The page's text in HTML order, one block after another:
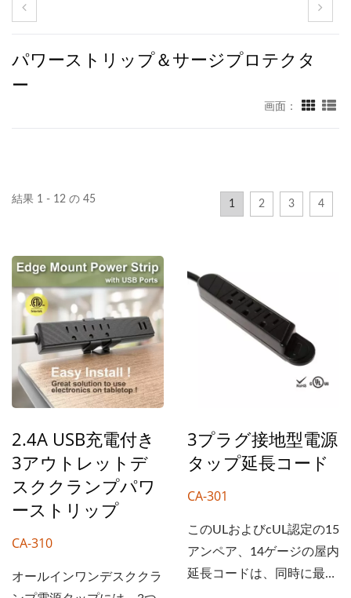
パワーストリップ＆サージプロテクタ
ー
画面：
結果 1 - 12 の 45 1 2 3 4
2.4A USB充電付き
3アウトレットデ
スククランプパワ
ーストリップ
CA-310
オールインワンデスククラ
3プラグ接地型電源
タップ延長コード
CA-301
このULおよびcUL認定の15
アンペア、14ゲージの屋内
延長コードは、同時に最大